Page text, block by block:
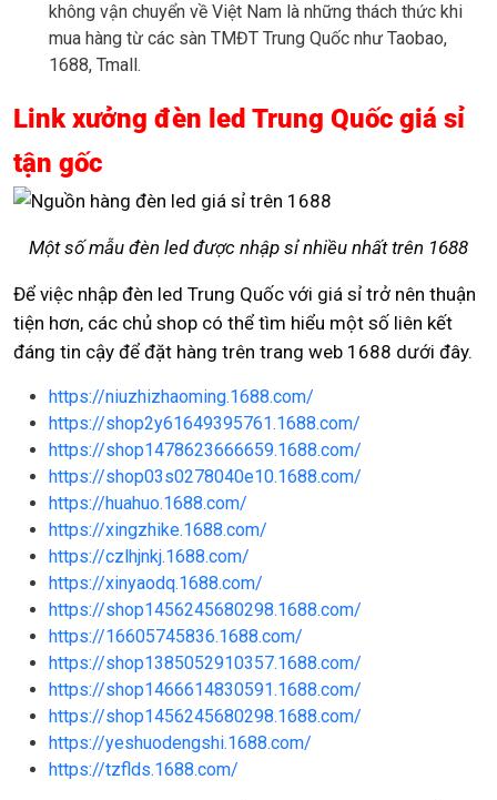
không vận chuyển về Việt Nam là những thách thức khi
mua hàng từ các sàn TMĐT Trung Quốc như Taobao,
1688, Tmall.
Link xưởng đèn led Trung Quốc giá sỉ
tận gốc
Một số mẫu đèn led được nhập sỉ nhiều nhất trên 1688
Để việc nhập đèn led Trung Quốc với giá sỉ trở nên thuận
tiện hơn, các chủ shop có thể tìm hiểu một số liên kết
đáng tin cậy để đặt hàng trên trang web 1688 dưới đây.
https://niuzhizhaoming.1688.com/
https://shop2y61649395761.1688.com/
https://shop1478623666659.1688.com/
https://shop03s0278040e10.1688.com/
https://huahuo.1688.com/
https://xingzhike.1688.com/
https://czlhjnkj.1688.com/
https://xinyaodq.1688.com/
https://shop1456245680298.1688.com/
https://16605745836.1688.com/
https://shop1385052910357.1688.com/
https://shop1466614830591.1688.com/
https://shop1456245680298.1688.com/
https://yeshuodengshi.1688.com/
https://tzflds.1688.com/